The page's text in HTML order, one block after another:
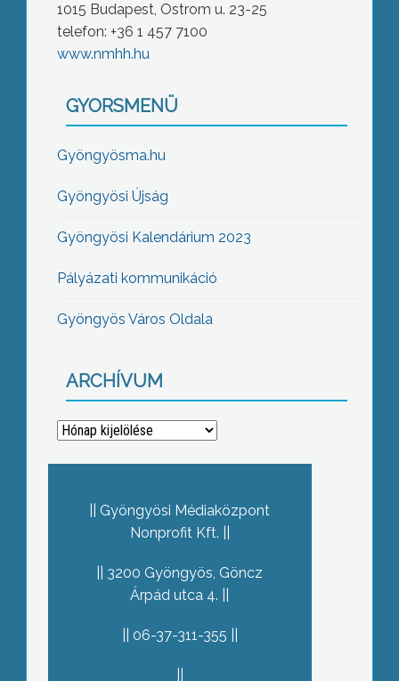
1015 Budapest, Ostrom u. 23-25
telefon: +36 1 457 7100
www.nmhh.hu
GYORSMENÜ
Gyöngyösma.hu
Gyöngyösi Újság
Gyöngyösi Kalendárium 2023
Pályázati kommunikáció
Gyöngyös Város Oldala
ARCHÍVUM
Archívum
Gyöngyösi Médiaközpont
Nonprofit Kft.
3200 Gyöngyös, Göncz
Árpád utca 4.
06-37-311-355